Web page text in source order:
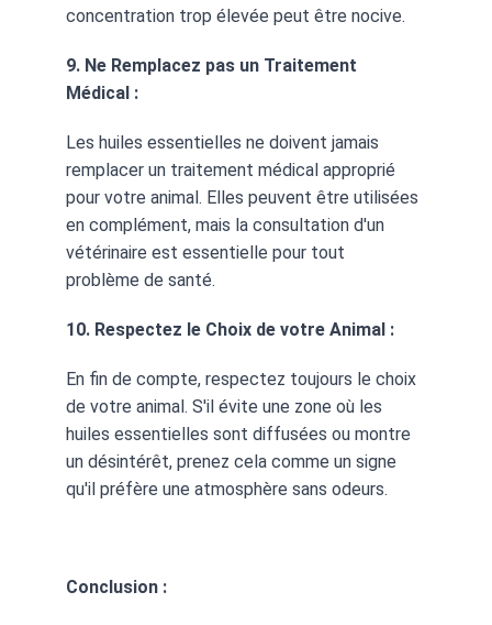
concentration trop élevée peut être nocive.
9. Ne Remplacez pas un Traitement
Médical :
Les huiles essentielles ne doivent jamais
remplacer un traitement médical approprié
pour votre animal. Elles peuvent être utilisées
en complément, mais la consultation d'un
vétérinaire est essentielle pour tout
problème de santé.
10. Respectez le Choix de votre Animal :
En fin de compte, respectez toujours le choix
de votre animal. S'il évite une zone où les
huiles essentielles sont diffusées ou montre
un désintérêt, prenez cela comme un signe
qu'il préfère une atmosphère sans odeurs.
Conclusion :